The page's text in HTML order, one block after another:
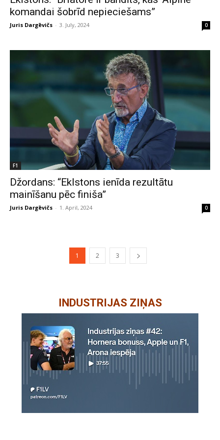
komandai šobrīd nepieciešams”
Juris Dargēvičs - 3. July, 2024 0
F1
Džordans: “Eklstons ienīda rezultātu
mainīšanu pēc finiša”
Juris Dargēvičs - 1. April, 2024 0
1 2 3
INDUSTRIJAS ZIŅAS